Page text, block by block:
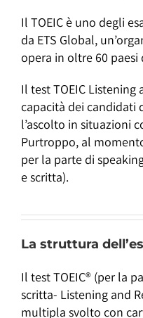
Il TOEIC è uno degli
da ETS Global,
opera in oltre 60
Il test TOEIC Listening
capacità dei candidati
l’ascolto in situazioni
Purtroppo, al
per la parte di
e scritta).
La struttura
Il test TOEIC® (per la
scritta- Listening and
multipla svolto con